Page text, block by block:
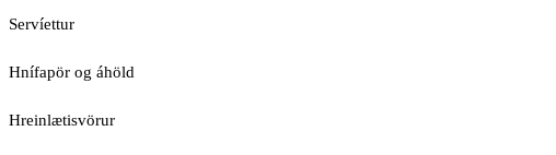
Servíettur
Hnífapör og áhöld
Hreinlætisvörur